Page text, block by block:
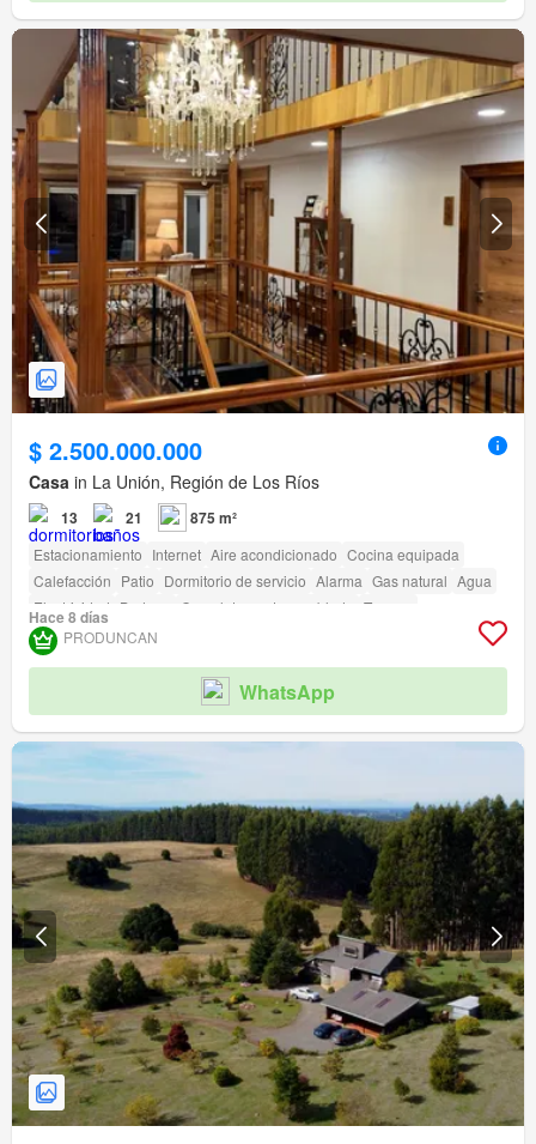
$ 2.500.000.000
Casa in La Unión, Región de Los Ríos
13 21 875 m²
Estacionamiento Internet Aire acondicionado Cocina equipada
Calefacción Patio Dormitorio de servicio Alarma Gas natural Agua
Electricidad Bodega Completamente amoblado
Terraza
amenity_wi_fi Ascensor
Hace 8 días
PRODUNCAN
WhatsApp